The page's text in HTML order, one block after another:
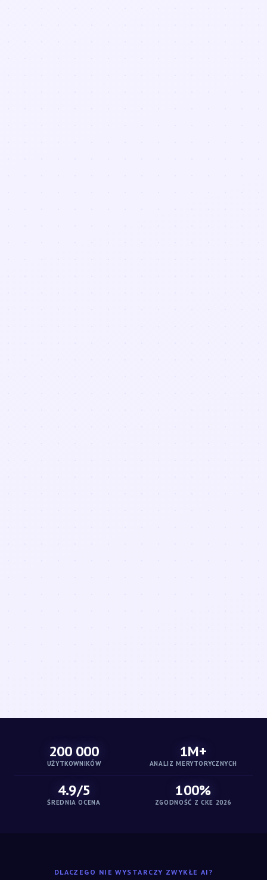
200 000
UŻYTKOWNIKÓW
1M+
ANALIZ MERYTORYCZNYCH
4.9/5
ŚREDNIA OCENA
100%
ZGODNOŚĆ Z CKE 2026
DLACZEGO NIE WYSTARCZY ZWYKŁE AI?